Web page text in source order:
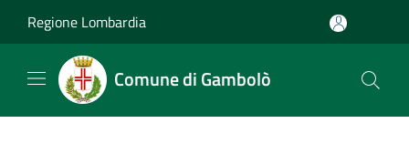
Regione Lombardia
Comune di Gambolò